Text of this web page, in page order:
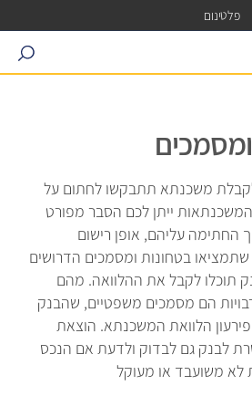
פלטינום
search
משכנתא תתבקשו לחתום על
ייתן לכם הסבר מפורט
החתימה עליהם, אופן רישום
בטחונות ומסמכים הדרושים
תוכלו לקבל את ההלוואה. מהם
הם מסמכים משפטיים, שהבנק
הלוואת המשכנתא. הוצאת
לבנק גם לבדוק ולדעת אם הנכס
לא משועבד או מעוקל